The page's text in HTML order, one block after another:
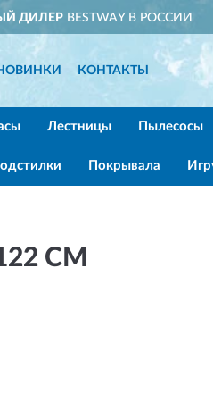
ДИЛЕРBESTWAY В РОССИИ
КОНТАКТЫ
Лестницы Пылесосы
Покрывала
СМ